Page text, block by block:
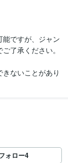
能ですが、ジャン
了承ください。
ないことがあり
ォロー4